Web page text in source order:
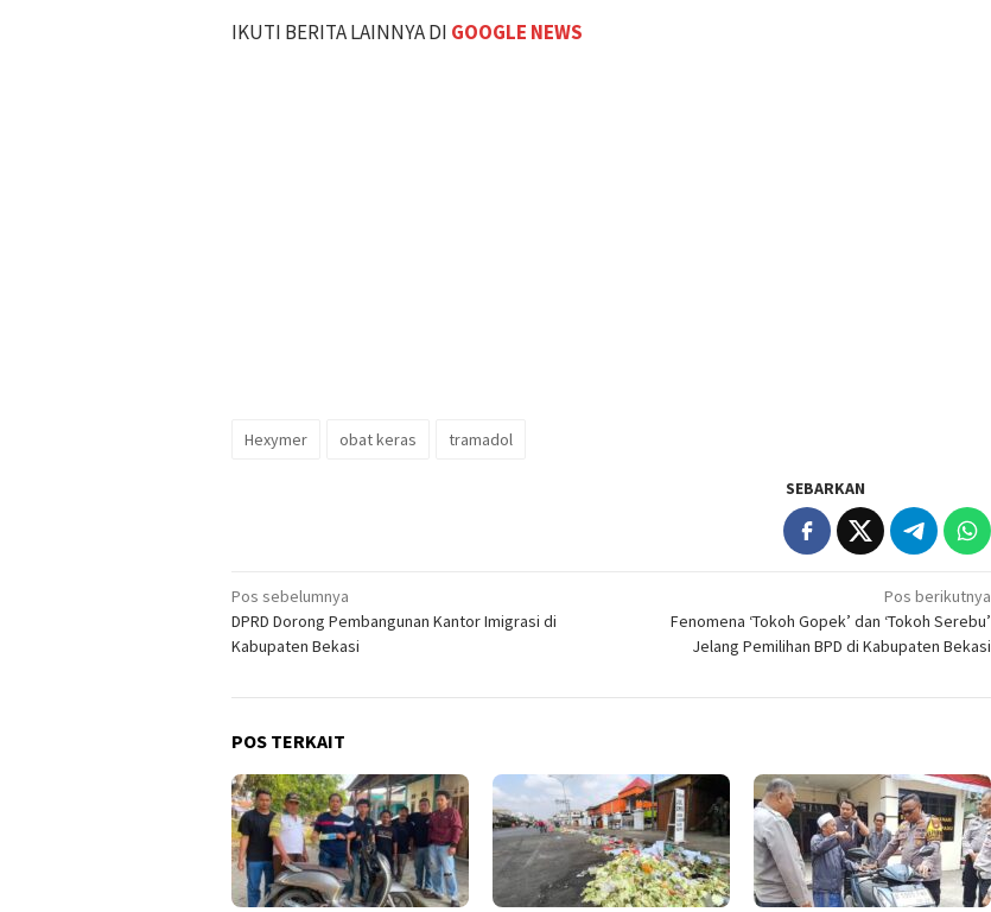
IKUTI BERITA LAINNYA DI GOOGLE NEWS
Hexymer obat keras tramadol
SEBARKAN
Navigasi
pos
Pos sebelumnya
DPRD Dorong Pembangunan Kantor Imigrasi di
Kabupaten Bekasi
Pos berikutnya
Fenomena ‘Tokoh Gopek’ dan ‘Tokoh Serebu’
Jelang Pemilihan BPD di Kabupaten Bekasi
POS TERKAIT